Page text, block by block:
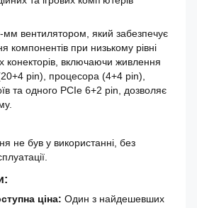
вентилятором, який забезпечує
компонентів при низькому рівні
конекторів, включаючи живлення
pin), процесора (4+4 pin),
та одного PCIe 6+2 pin, дозволяє
не був у використанні, без
ціна: Один з найдешевших